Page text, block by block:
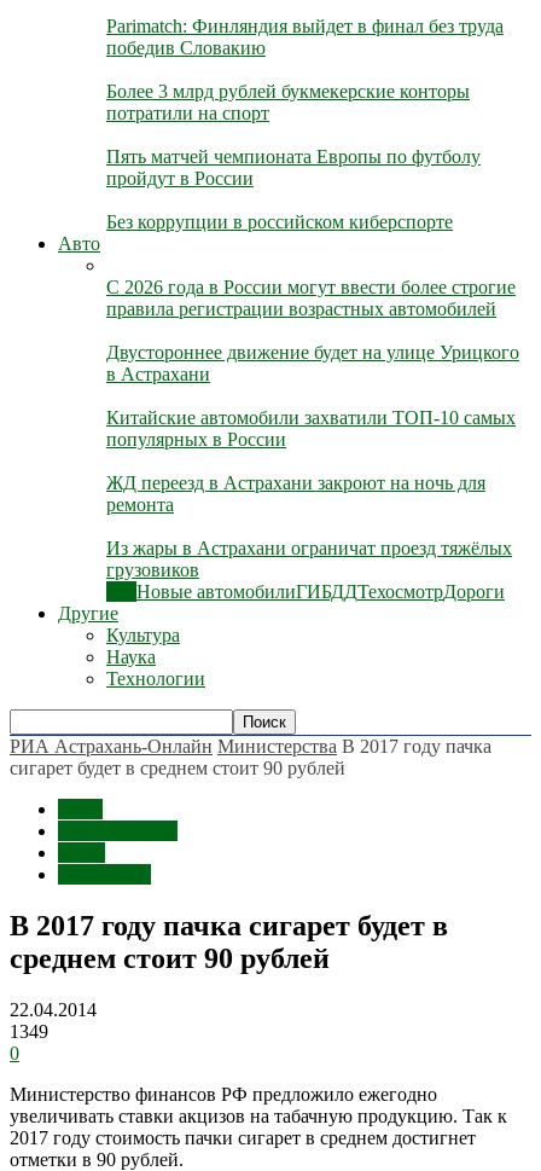
Parimatch: Финляндия выйдет в финал без труда
победив Словакию
Более 3 млрд рублей букмекерские конторы
потратили на спорт
Пять матчей чемпионата Европы по футболу
пройдут в России
Без коррупции в российском киберспорте
Авто
С 2026 года в России могут ввести более строгие
правила регистрации возрастных автомобилей
Двустороннее движение будет на улице Урицкого
в Астрахани
Китайские автомобили захватили ТОП-10 самых
популярных в России
ЖД переезд в Астрахани закроют на ночь для
ремонта
Из жары в Астрахани ограничат проезд тяжёлых
грузовиков
Новые автомобилиГИБДДТехосмотрДороги
Другие
Культура
Наука
Технологии
РИА Астрахань-Онлайн Министерства В 2017 году пачка
сигарет будет в среднем стоит 90 рублей
В 2017 году пачка сигарет будет в
среднем стоит 90 рублей
22.04.2014
1349
0
Министерство финансов РФ предложило ежегодно
увеличивать ставки акцизов на табачную продукцию. Так к
2017 году стоимость пачки сигарет в среднем достигнет
отметки в 90 рублей.